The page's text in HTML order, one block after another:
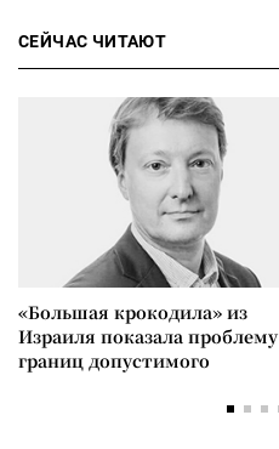
СЕЙЧАС ЧИТАЮТ
«Большая крокодила» из
Израиля показала проблему
границ допустимого